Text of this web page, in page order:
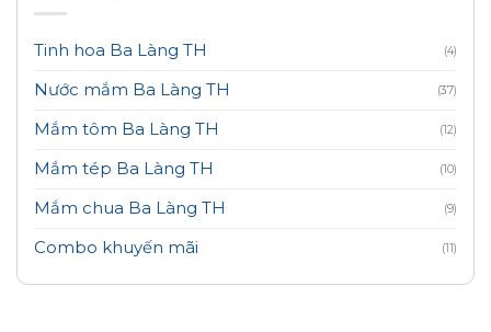
Tinh hoa Ba Làng TH (4)
Nước mắm Ba Làng TH (37)
Mắm tôm Ba Làng TH (12)
Mắm tép Ba Làng TH (10)
Mắm chua Ba Làng TH (9)
Combo khuyến mãi (11)